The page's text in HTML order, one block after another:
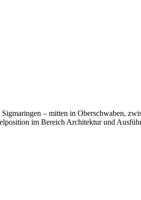
– mitten in Oberschwaben,
im Bereich Architektur und